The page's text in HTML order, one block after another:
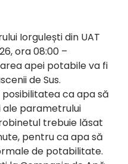
Iorgulești din UAT
ora 08:00 –
apei potabile va fi
de Sus.
posibilitatea ca apa să
ale parametrului
trebuie lăsat
pentru ca apa să
de potabilitate.